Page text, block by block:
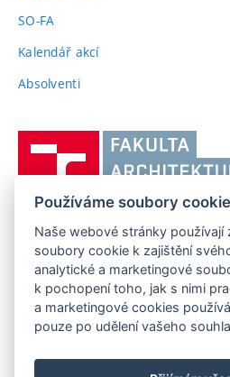
SO-FA
Kalendář akcí
Absolventi(externí
FAKULTA ARCHITEKTURY VUT V
Poříčí 273/5, 639 00 Brno
Telefon: 54114 6600
Používáme soubory cookie
Naše webové stránky používají
soubory cookie k zajištění
analytické a marketingové
k pochopení toho, jak s nimi
a marketingové cookies
pouze po udělení vašeho